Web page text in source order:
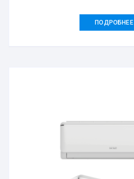
ПОДРОБНЕЕ